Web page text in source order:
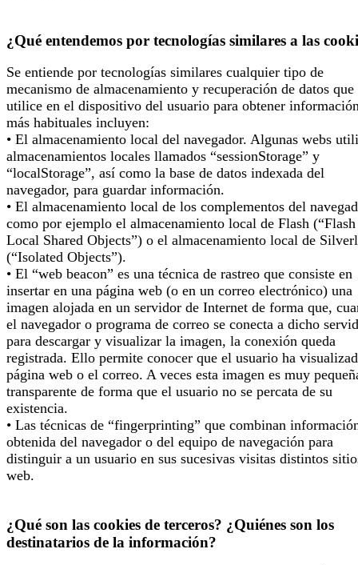
¿Qué entendemos por tecnologías similares a las
Se entiende por tecnologías similares cualquier tipo de
mecanismo de almacenamiento y recuperación de datos que
utilice en el dispositivo del usuario para obtener
más habituales incluyen:
• El almacenamiento local del navegador. Algunas webs
almacenamientos locales llamados “sessionStorage” y
“localStorage”, así como la base de datos indexada del
navegador, para guardar información.
• El almacenamiento local de los complementos del
como por ejemplo el almacenamiento local de Flash (“Flash
Local Shared Objects”) o el almacenamiento local de
(“Isolated Objects”).
• El “web beacon” es una técnica de rastreo que consiste en
insertar en una página web (o en un correo electrónico) una
imagen alojada en un servidor de Internet de forma que,
el navegador o programa de correo se conecta a dicho
para descargar y visualizar la imagen, la conexión queda
registrada. Ello permite conocer que el usuario ha
página web o el correo. A veces esta imagen es muy
transparente de forma que el usuario no se percata de su
existencia.
• Las técnicas de “fingerprinting” que combinan
obtenida del navegador o del equipo de navegación para
distinguir a un usuario en sus sucesivas visitas distintos
web.
¿Qué son las cookies de terceros? ¿Quiénes son los
destinatarios de la información?